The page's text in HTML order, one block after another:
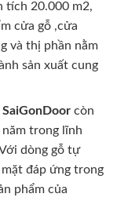
tích 20.000 m2,
cửa gỗ ,cửa
và thị phần nằm
sản xuất cung
SaiGonDoor còn
trong lĩnh
dòng gỗ tự
đáp ứng trong
phẩm của